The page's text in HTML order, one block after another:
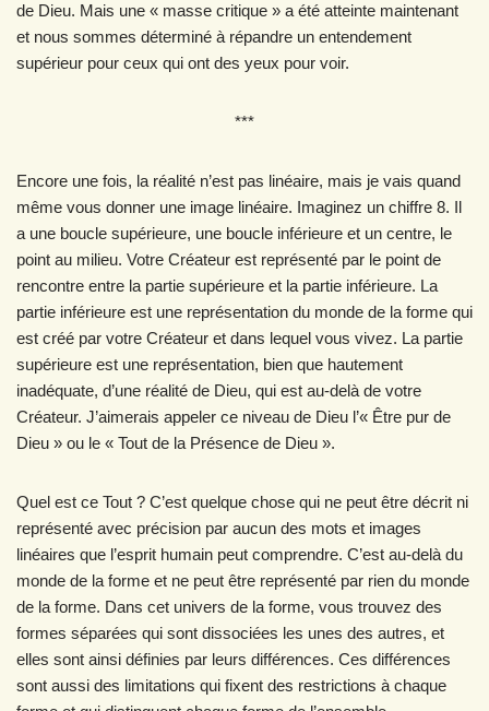
de Dieu. Mais une « masse critique » a été atteinte maintenant
et nous sommes déterminé à répandre un entendement
supérieur pour ceux qui ont des yeux pour voir.
***
Encore une fois, la réalité n’est pas linéaire, mais je vais quand
même vous donner une image linéaire. Imaginez un chiffre 8. Il
a une boucle supérieure, une boucle inférieure et un centre, le
point au milieu. Votre Créateur est représenté par le point de
rencontre entre la partie supérieure et la partie inférieure. La
partie inférieure est une représentation du monde de la forme qui
est créé par votre Créateur et dans lequel vous vivez. La partie
supérieure est une représentation, bien que hautement
inadéquate, d’une réalité de Dieu, qui est au-delà de votre
Créateur. J’aimerais appeler ce niveau de Dieu l’« Être pur de
Dieu » ou le « Tout de la Présence de Dieu ».
Quel est ce Tout ? C’est quelque chose qui ne peut être décrit ni
représenté avec précision par aucun des mots et images
linéaires que l’esprit humain peut comprendre. C’est au-delà du
monde de la forme et ne peut être représenté par rien du monde
de la forme. Dans cet univers de la forme, vous trouvez des
formes séparées qui sont dissociées les unes des autres, et
elles sont ainsi définies par leurs différences. Ces différences
sont aussi des limitations qui fixent des restrictions à chaque